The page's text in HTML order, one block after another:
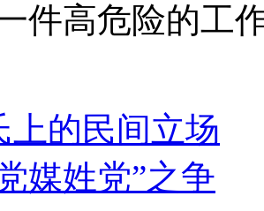
件高危险的工
上的民间立场
媒姓党”之争